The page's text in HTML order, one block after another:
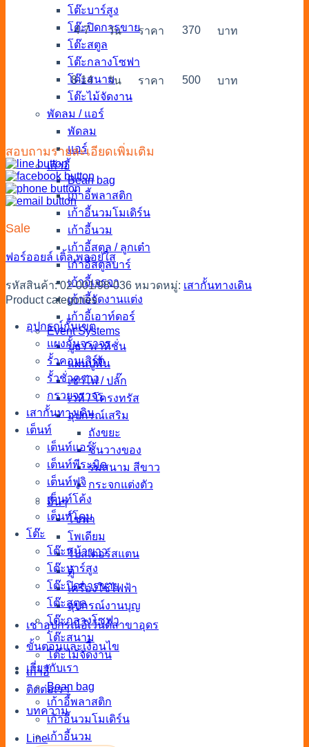
โต๊ะบาร์สูง
โต๊ะปิดการขาย
โต๊ะสตูล
โต๊ะกลางโซฟา
โต๊ะสนาม
โต๊ะไม้จัดงาน
พัดลม / แอร์
พัดลม
แอร์
เก้าอี้
Bean bag
เก้าอี้พลาสติก
เก้าอี้นวมโมเดิร์น
เก้าอี้นวม
เก้าอี้สตูล / ลูกเต๋า
เก้าอี้สตูลบาร์
เก้าอี้เจรจา
เก้าอี้จัดงานแต่ง
เก้าอี้เอาท์ดอร์
Event Systems
บูธ / พาทิชั่น
แผ่นปูพื้น
เช่าไฟ / ปลั๊ก
เวที / โครงทรัส
อุปกรณ์เสริม
ถังขยะ
ชั้นวางของ
ร่มสนาม สีขาว
กระจกแต่งตัว
อื่นๆ
โซฟา
โพเดียม
โปสเตอร์สแตน
ตู้
เครื่องใช้ไฟฟ้า
อุปกรณ์งานบุญ
เช่าอุปกรณ์อีเว้นต์สาขาอุดร
ขั้นตอนและเงื่อนไข
เกี่ยวกับเรา
ติดต่อเรา
บทความ
Line
4-7 วัน ราคา 370 บาท
8-14 วัน ราคา 500 บาท
สอบถามรายละเอียดเพิ่มเติม
Sale
ฟอร์ออยล์ เติ้ล พลอยใส
รหัสสินค้า:02-001/98-036 หมวดหมู่: เสากั้นทางเดิน
Product categories
อุปกรณ์กั้นเขต
แผงกั้นจราจร
รั้วคอนเสิร์ต
รั้วชั่วคราว
กรวยจราจร
เสากั้นทางเดิน
เต็นท์
เต็นท์แอร์
เต็นท์พีระมิด
เต็นท์ฟูจิ
เต็นท์โค้ง
เต็นท์โดม
โต๊ะ
โต๊ะหน้าขาว
โต๊ะบาร์สูง
โต๊ะปิดการขาย
โต๊ะสตูล
โต๊ะกลางโซฟา
โต๊ะสนาม
โต๊ะไม้จัดงาน
เก้าอี้
Bean bag
เก้าอี้พลาสติก
เก้าอี้นวมโมเดิร์น
เก้าอี้นวม